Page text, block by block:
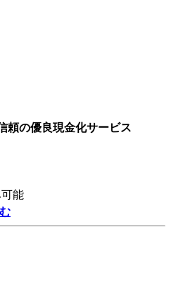
頼の優良現金化サービス
能